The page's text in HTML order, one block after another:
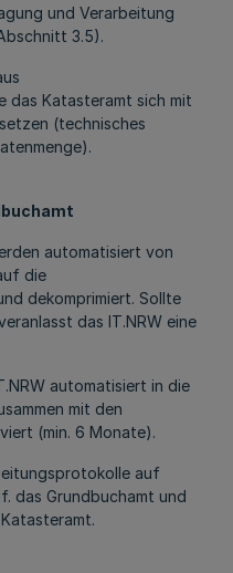
und Verarbeitung
3.5).
das Katasteramt sich mit
(technisches
automatisiert von
die
dekomprimiert. Sollte
das IT.NRW eine
automatisiert in die
mit den
(min. 6 Monate).
auf
das Grundbuchamt und